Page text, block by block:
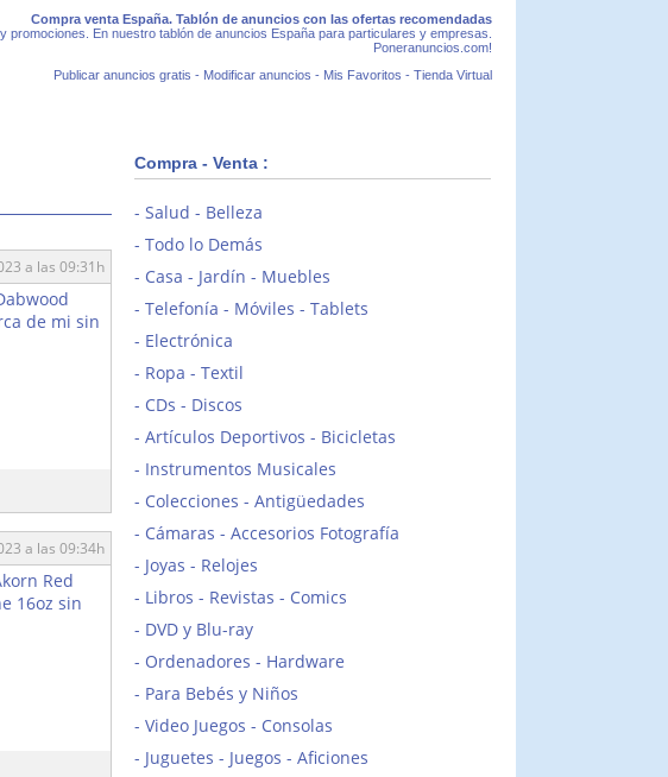
Compra venta España. Tablón de anuncios con las ofertas recomendadas
En nuestro tablón de anuncios España para particulares y empresas.
Poneranuncios.com!
Publicar anuncios gratis - Modificar anuncios - Mis Favoritos - Tienda Virtual
a las 09:31h
a las 09:34h
Compra - Venta :
Salud - Belleza
Todo lo Demás
Casa - Jardín - Muebles
Telefonía - Móviles - Tablets
Electrónica
Ropa - Textil
CDs - Discos
Artículos Deportivos - Bicicletas
Instrumentos Musicales
Colecciones - Antigüedades
Cámaras - Accesorios Fotografía
Joyas - Relojes
Libros - Revistas - Comics
DVD y Blu-ray
Ordenadores - Hardware
Para Bebés y Niños
Video Juegos - Consolas
Juguetes - Juegos - Aficiones